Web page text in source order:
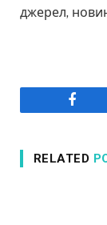
джерел,
RELATED